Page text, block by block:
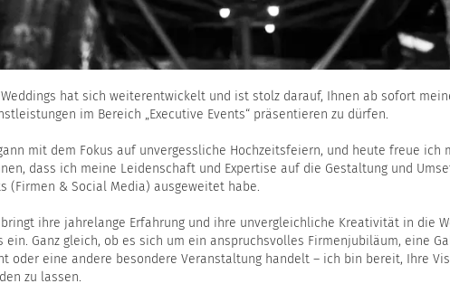
Weddings hat sich weiterentwickelt und ist stolz darauf, Ihnen ab sofort
im Bereich „Executive Events“ präsentieren zu dürfen.
mit dem Fokus auf unvergessliche Hochzeitsfeiern, und heute freue ich
dass ich meine Leidenschaft und Expertise auf die Gestaltung und
(Firmen & Social Media) ausgeweitet habe.
bringt ihre jahrelange Erfahrung und ihre unvergleichliche Kreativität in die
ein. Ganz gleich, ob es sich um ein anspruchsvolles Firmenjubiläum, eine
oder eine andere besondere Veranstaltung handelt – ich bin bereit, Ihre
zu lassen.